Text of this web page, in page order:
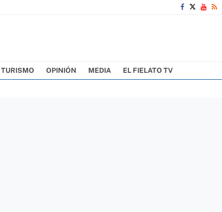
TURISMO OPINIÓN MEDIA EL FIELATO TV